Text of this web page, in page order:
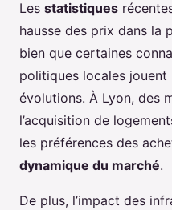
Les statistiques
hausse des prix dans la
bien que certaines
politiques locales
évolutions. À Lyon, des
l’acquisition de
les préférences des
dynamique du marché.
De plus, l’impact des